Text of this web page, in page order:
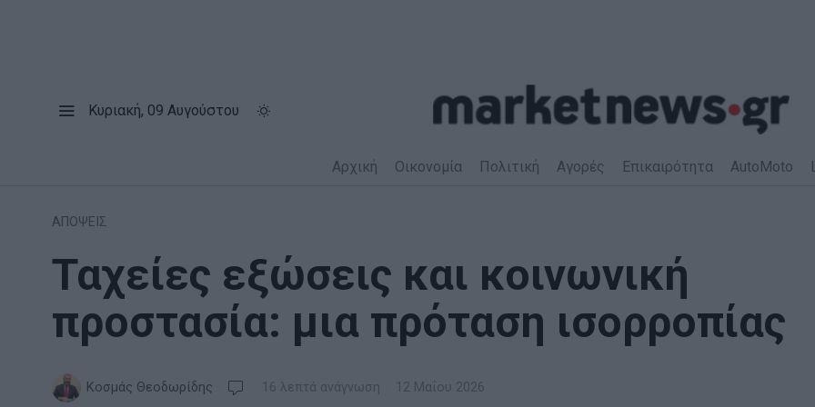
Κυριακή, 09 Αυγούστου
Αρχική Οικονομία Πολιτική Αγορές Επικαιρότητα AutoMoto
ΑΠΟΨΕΙΣ
Ταχείες εξώσεις και κοινωνική
προστασία: μια πρόταση ισορροπίας
Κοσμάς Θεοδωρίδης 16 λεπτά ανάγνωση 12 Μαΐου 2026